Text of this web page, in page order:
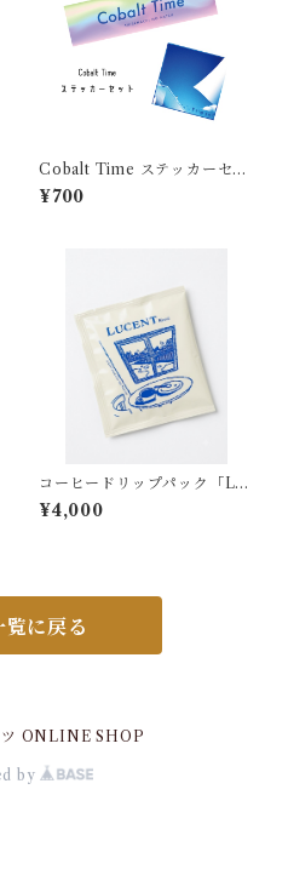
Cobalt Time ステッカーセッ
ト
¥700
コーヒードリップパック「LU
CENT Blend」10袋セット
¥4,000
覧に戻る
ツ ONLINE SHOP
by